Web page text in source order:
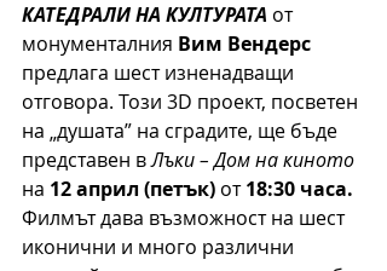
КАТЕДРАЛИ НА КУЛТУРАТА от
монументалния Вим Вендерс
предлага шест изненадващи
отговора. Този 3D проект, посветен
на „душата” на сградите, ще бъде
представен в Лъки – Дом на киното
на 12 април (петък) от 18:30 часа.
Филмът дава възможност на шест
иконични и много различни